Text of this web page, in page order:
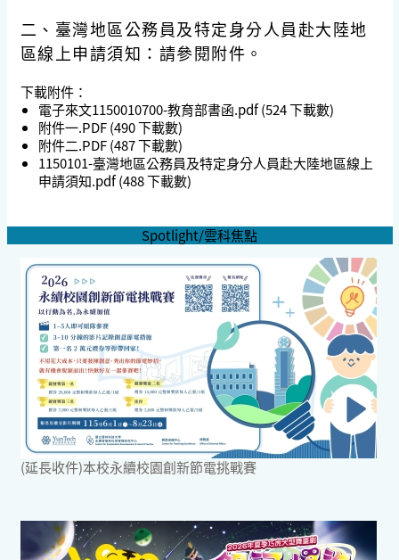
二、 臺灣地區公務員及特定身分人員赴大陸地
區線上申請須知 ：請參閱附件。
下載附件：
電子來文1150010700-教育部書函.pdf (524 下載數)
附件一.PDF (490 下載數)
附件二.PDF (487 下載數)
1150101-臺灣地區公務員及特定身分人員赴大陸地區線上
申請須知.pdf (488 下載數)
Spotlight/雲科焦點
(延長收件)本校永續校園創新節電挑戰賽